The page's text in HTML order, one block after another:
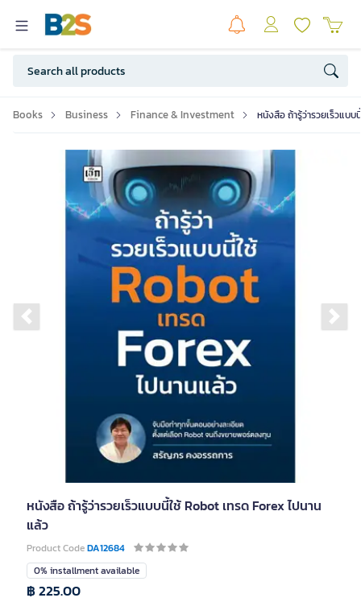
Books Business Finance & Investment หนังสือ ถ้ารู้ว่ารวยเร็วแบบ
Previous slide
หนังสือ ถ้ารู้ว่ารวยเร็วแบบนี้ใช้ Robot เทรด Forex ไปนาน
แล้ว
Product CodeDA12684
0% installment available
฿ 225.00